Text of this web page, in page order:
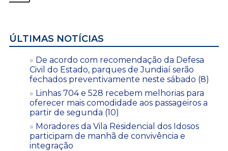
ÚLTIMAS NOTÍCIAS
De acordo com recomendação da Defesa
Civil do Estado, parques de Jundiaí serão
fechados preventivamente neste sábado (8)
Linhas 704 e 528 recebem melhorias para
oferecer mais comodidade aos passageiros a
partir de segunda (10)
Moradores da Vila Residencial dos Idosos
participam de manhã de convivência e
integração